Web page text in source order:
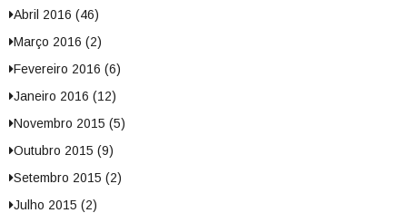
Abril 2016 (46)
Março 2016 (2)
Fevereiro 2016 (6)
Janeiro 2016 (12)
Novembro 2015 (5)
Outubro 2015 (9)
Setembro 2015 (2)
Julho 2015 (2)